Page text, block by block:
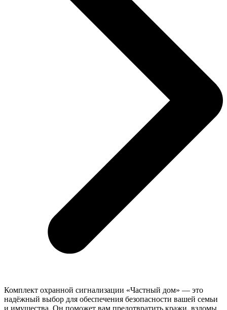
Комплект охранной сигнализации «Частный дом» — это
надёжный выбор для обеспечения безопасности вашей семьи
и имущества. Он поможет вам предотвратить кражи, взломы